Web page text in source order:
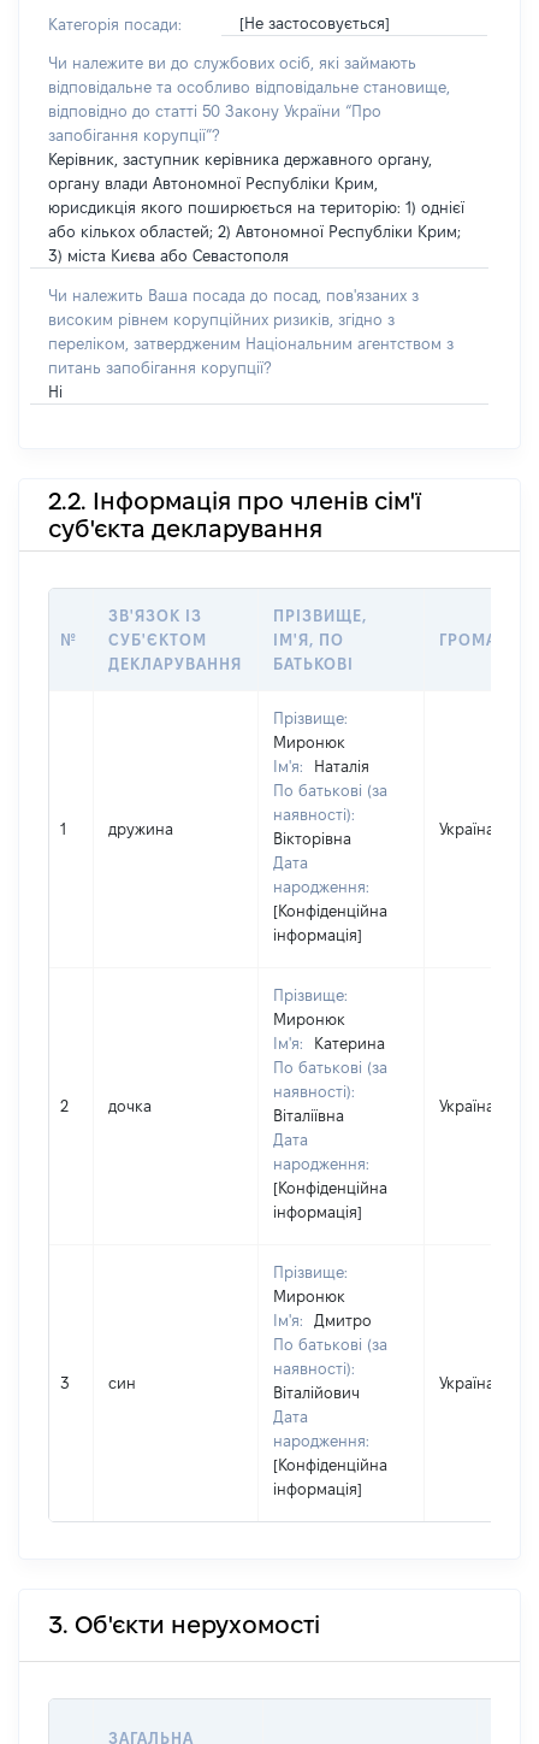
Категорія посади: [Не застосовується]
Чи належите ви до службових осіб, які займають
відповідальне та особливо відповідальне становище,
відповідно до статті 50 Закону України “Про
запобігання корупції”?
Керівник, заступник керівника державного органу,
органу влади Автономної Республіки Крим,
юрисдикція якого поширюється на територію: 1) однієї
або кількох областей; 2) Автономної Республіки Крим;
3) міста Києва або Севастополя
Чи належить Ваша посада до посад, пов'язаних з
високим рівнем корупційних ризиків, згідно з
переліком, затвердженим Національним агентством з
питань запобігання корупції?
Ні
2.2. Інформація про членів сім'ї
суб'єкта декларування
№
ЗВ'ЯЗОК ІЗ
СУБ'ЄКТОМ
ДЕКЛАРУВАННЯ
ПРІЗВИЩЕ,
ІМ'Я, ПО
БАТЬКОВІ
1 дружина
Прізвище:
Миронюк
Ім'я:
Наталія
По батькові (за
наявності):
Вікторівна
Дата
народження:
[Конфіденційна
інформація]
Україна
2 дочка
Прізвище:
Миронюк
Ім'я:
Катерина
По батькові (за
наявності):
Віталіївна
Дата
народження:
[Конфіденційна
інформація]
Україна
3 син
Прізвище:
Миронюк
Ім'я:
Дмитро
По батькові (за
наявності):
Віталійович
Дата
народження:
[Конфіденційна
інформація]
Україна
3. Об'єкти нерухомості
ЗАГАЛЬНА